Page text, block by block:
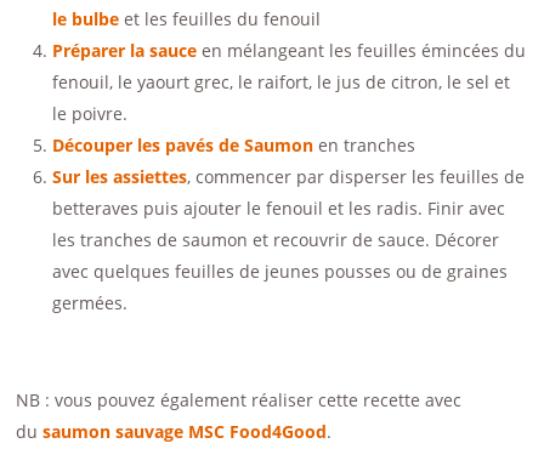
le bulbe et les feuilles du fenouil
Préparer la sauce en mélangeant les feuilles émincées du
fenouil, le yaourt grec, le raifort, le jus de citron, le sel et
le poivre.
Découper les pavés de Saumon en tranches
Sur les assiettes, commencer par disperser les feuilles de
betteraves puis ajouter le fenouil et les radis. Finir avec
les tranches de saumon et recouvrir de sauce. Décorer
avec quelques feuilles de jeunes pousses ou de graines
germées.
NB : vous pouvez également réaliser cette recette avec
dusaumon sauvage MSC Food4Good.